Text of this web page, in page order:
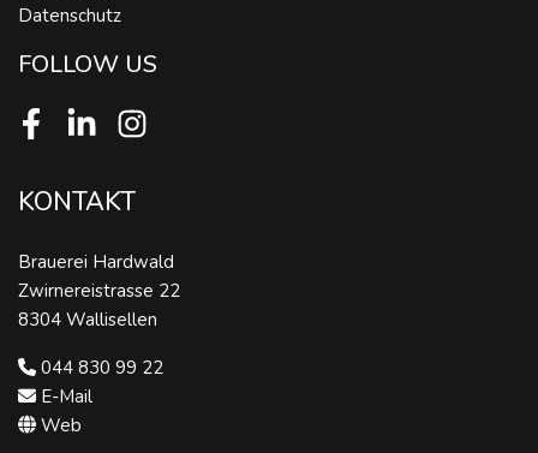
Datenschutz
FOLLOW US
FacebookLinkedInInstagram
KONTAKT
Brauerei Hardwald
Zwirnereistrasse 22
8304 Wallisellen
044 830 99 22
E-Mail
Web